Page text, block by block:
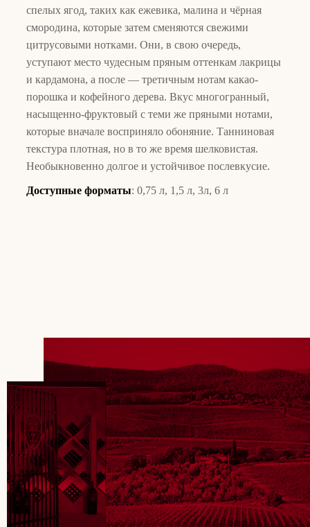
спелых ягод, таких как ежевика, малина и чёрная
смородина, которые затем сменяются свежими
цитрусовыми нотками. Они, в свою очередь,
уступают место чудесным пряным оттенкам лакрицы
и кардамона, а после — третичным нотам какао-
порошка и кофейного дерева. Вкус многогранный,
насыщенно-фруктовый с теми же пряными нотами,
которые вначале восприняло обоняние. Танниновая
текстура плотная, но в то же время шелковистая.
Необыкновенно долгое и устойчивое послевкусие.
Доступные форматы: 0,75 л, 1,5 л, 3л, 6 л